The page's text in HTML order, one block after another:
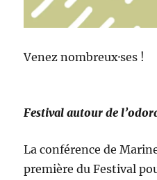
Venez nombreux·ses !
Festival autour de
La conférence de
première du Festival